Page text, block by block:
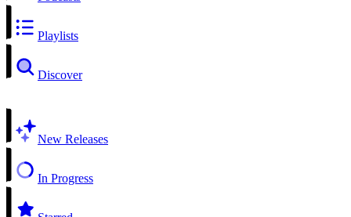
Playlists
Discover
New Releases
In Progress